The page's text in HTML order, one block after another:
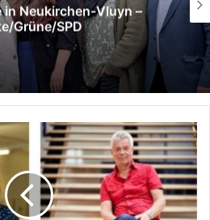
in Neukirchen-Vluyn –
Grüne/SPD